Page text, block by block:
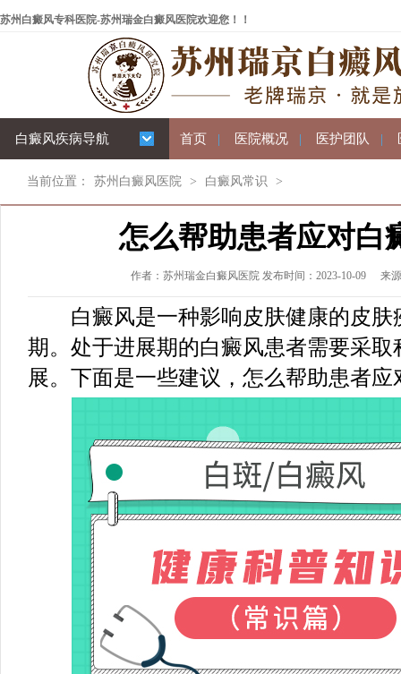
苏州白癜风专科医院-苏州瑞金白癜风医院欢迎您！！
白癜风疾病导航 首页 | 医院概况 | 医护团队 |
当前位置： 苏州白癜风医院 > 白癜风常识 >
怎么帮助患者应对白
作者：苏州瑞金白癜风医院 发布时间：2023-10-09 来
白癜风是一种影响皮肤健康的皮肤
期。处于进展期的白癜风患者需要采
展。下面是一些建议，怎么帮助患者应